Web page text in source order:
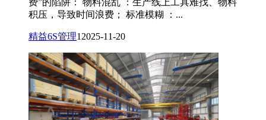
积压，导致时间浪费； 标准模糊 ：...
精益6S管理1 2025-11-20